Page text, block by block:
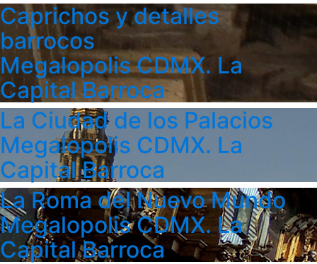
Caprichos y detalles
barrocos
Megalopolis CDMX. La
Capital Barroca
La Ciudad de los Palacios
Megalopolis CDMX. La
Capital Barroca
La Roma del Nuevo Mundo
Megalopolis CDMX. La
Capital Barroca